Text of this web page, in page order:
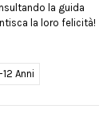
la guida
la loro felicità!
12 Anni